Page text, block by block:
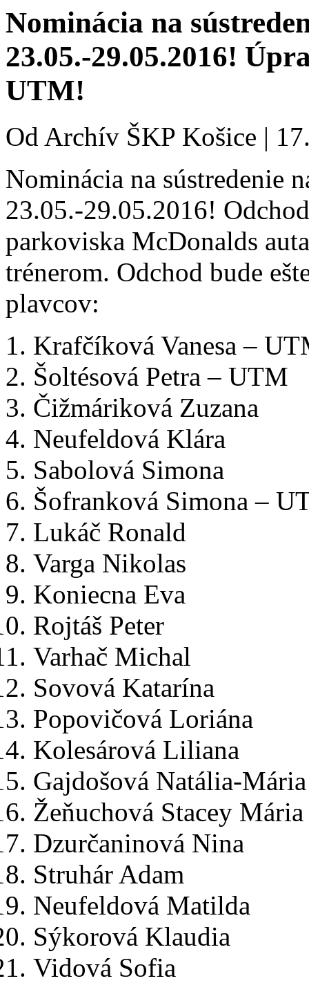
Nominácia na
23.05.-29.05.2016!
UTM!
Od Archív ŠKP Košice |
Nominácia na sústredenie
23.05.-29.05.2016!
parkoviska McDonalds
trénerom. Odchod bude
plavcov:
Krafčíková Vanesa –
Šoltésová Petra – UTM
Čižmáriková Zuzana
Neufeldová Klára
Sabolová Simona
Šofranková Simona –
Lukáč Ronald
Varga Nikolas
Koniecna Eva
Rojtáš Peter
Varhač Michal
Sovová Katarína
Popovičová Loriána
Kolesárová Liliana
Gajdošová Natália-Mária
Žeňuchová Stacey Mária
Dzurčaninová Nina
Struhár Adam
Neufeldová Matilda
Sýkorová Klaudia
Vidová Sofia